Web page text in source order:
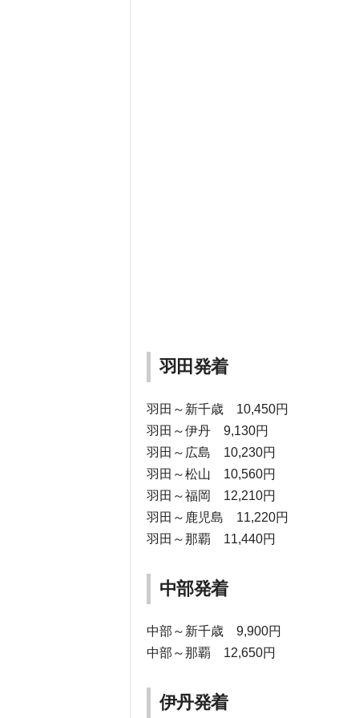
羽田発着
羽田～新千歳 10,450円
羽田～伊丹 9,130円
羽田～広島 10,230円
羽田～松山 10,560円
羽田～福岡 12,210円
羽田～鹿児島 11,220円
羽田～那覇 11,440円
中部発着
中部～新千歳 9,900円
中部～那覇 12,650円
伊丹発着